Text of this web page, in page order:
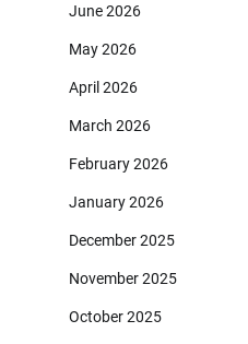
June 2026
May 2026
April 2026
March 2026
February 2026
January 2026
December 2025
November 2025
October 2025